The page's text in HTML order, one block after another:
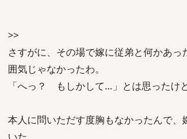
>>
さすがに、その場で嫁に従弟と何かあっ
囲気じゃなかったわ。
「へっ？ もしかして…」とは思ったけど
本人に問いただす度胸もなかったんで、